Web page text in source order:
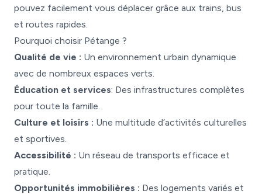
pouvez facilement vous déplacer grâce aux trains, bus
et routes rapides.
Pourquoi choisir Pétange ?
Qualité de vie : Un environnement urbain dynamique
avec de nombreux espaces verts.
Éducation et services: Des infrastructures complètes
pour toute la famille.
Culture et loisirs : Une multitude d’activités culturelles
et sportives.
Accessibilité : Un réseau de transports efficace et
pratique.
Opportunités immobilières : Des logements variés et